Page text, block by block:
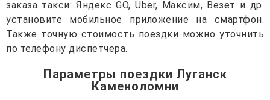
заказа такси: Яндекс GO, Uber, Максим, Везет и др.
установите мобильное приложение на смартфон.
Также точную стоимость поездки можно уточнить
по телефону диспетчера.
Параметры поездки Луганск
Каменоломни